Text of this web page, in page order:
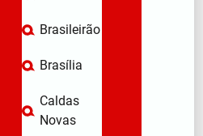
Brasileirão
Brasília
Caldas
Novas